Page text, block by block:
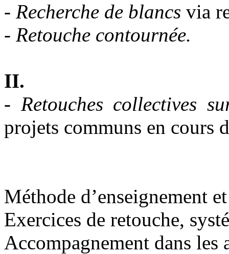
- Recherche de blancs via
- Retouche contournée.
II.
- Retouches collectives
projets communs en cours
Méthode d’enseignement
Exercices de retouche,
Accompagnement dans